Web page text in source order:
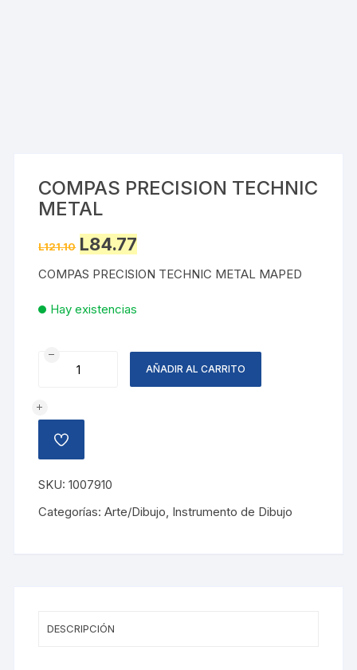
COMPAS PRECISION TECHNIC
METAL
L121.10 Original
price
L121.10.
L84.77price
L84.77.
COMPAS PRECISION TECHNIC METAL MAPED
Hay existencias
COMPAS
PRECISION
METAL
cantidad
AÑADIR AL CARRITO
AÑADIR
A
LISTA
DE
DESEOS
SKU:1007910
Categorías:Arte/Dibujo, Instrumento de Dibujo
DESCRIPCIÓN